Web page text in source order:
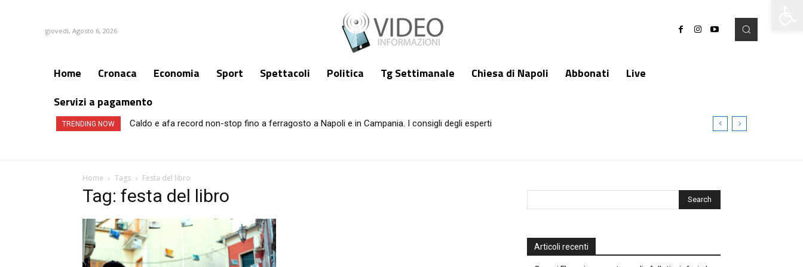
giovedì, Agosto 6, 2026
Home Cronaca Economia Sport Spettacoli Politica Tg Settimanale Chiesa di Napoli Abbonati
Live
Servizi a pagamento
TRENDING NOW Caldo e afa record non-stop fino a ferragosto a Napoli e in Campania. I consigli degli esperti
Home Tags Festa del libro
Tag: festa del libro
Articoli recenti